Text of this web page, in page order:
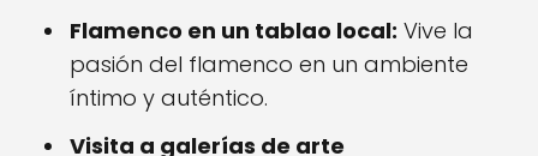
Flamenco en un tablao local: Vive la
pasión del flamenco en un ambiente
íntimo y auténtico.
Visita a galerías de arte